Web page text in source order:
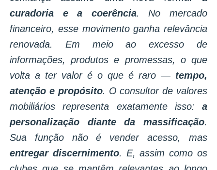
curadoria e a coerência. No mercado
financeiro, esse movimento ganha relevância
renovada. Em meio ao excesso de
informações, produtos e promessas, o que
volta a ter valor é o que é raro — tempo,
atenção e propósito. O consultor de valores
mobiliários representa exatamente isso: a
personalização diante da massificação.
Sua função não é vender acesso, mas
entregar discernimento. E, assim como os